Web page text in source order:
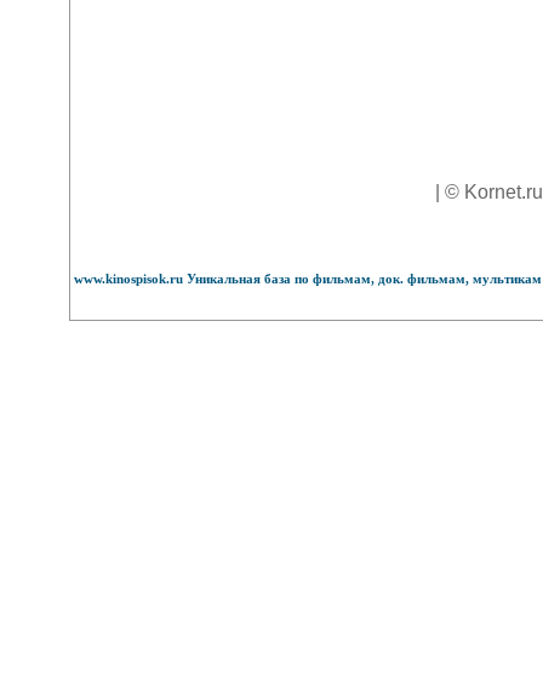
| ©
www.kinospisok.ru Уникальная база по фильмам, док. фильмам,